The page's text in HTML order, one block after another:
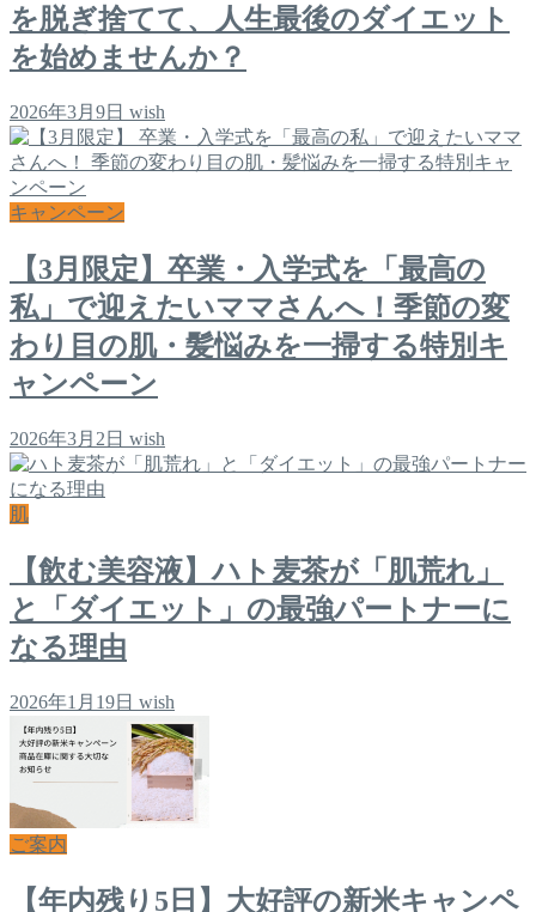
を脱ぎ捨てて、人生最後のダイエット
を始めませんか？
2026年3月9日 wish
キャンペーン
【3月限定】卒業・入学式を「最高の
私」で迎えたいママさんへ！季節の変
わり目の肌・髪悩みを一掃する特別キ
ャンペーン
2026年3月2日 wish
肌
【飲む美容液】ハト麦茶が「肌荒れ」
と「ダイエット」の最強パートナーに
なる理由
2026年1月19日 wish
ご案内
【年内残り5日】大好評の新米キャンペ